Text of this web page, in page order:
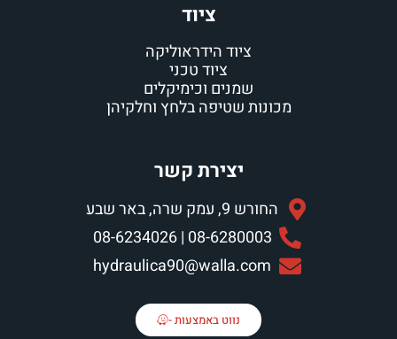
ציוד
ציוד הידראוליקה
ציוד טכני
שמנים וכימיקלים
מכונות שטיפה בלחץ וחלקיהן
יצירת קשר
החורש 9, עמק שרה, באר שבע
08-6280003 | 08-6234026
hydraulica90@walla.com
נווט באמצעות -